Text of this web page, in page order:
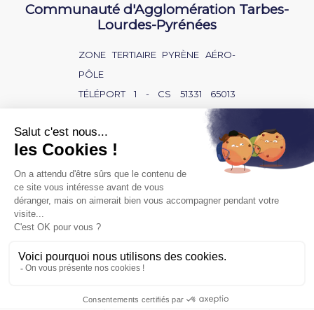
Communauté d'Agglomération Tarbes-
Lourdes-Pyrénées
ZONE TERTIAIRE PYRÈNE AÉRO-
PÔLE
TÉLÉPORT 1 - CS 51331 65013
BAISSE D'AUDITION ?
SOURD OU MALENTENDANT ?
POLITIQUE DE CONFIDENTIALITÉ
MENTIONS LÉGALES ACCÈS PRIVÉ